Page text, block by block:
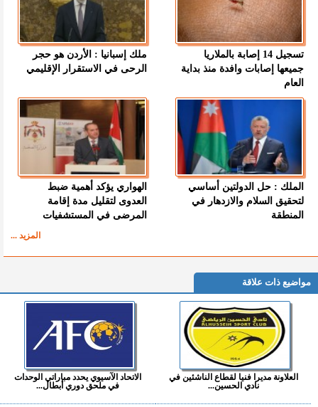
تسجيل 14 إصابة بالملاريا
جميعها إصابات وافدة منذ بداية
العام
ملك إسبانيا : الأردن هو حجر
الرحى في الاستقرار الإقليمي
الملك : حل الدولتين أساسي
لتحقيق السلام والازدهار في
المنطقة
الهواري يؤكد أهمية ضبط
العدوى لتقليل مدة إقامة
المرضى في المستشفيات
المزيد ...
مواضيع ذات علاقة
العلاونة مديرا فنيا لقطاع الناشئين في
نادي الحسين...
الاتحاد الآسيوي يحدد مباراتي الوحدات
في ملحق دوري أبطال...